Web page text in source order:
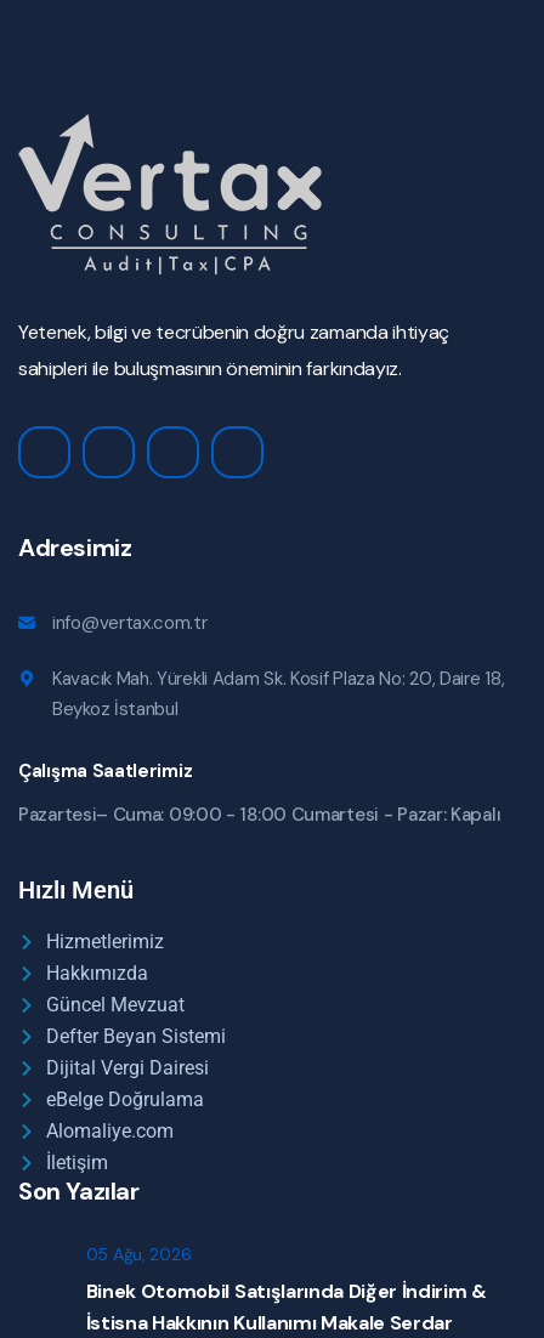
Yetenek, bilgi ve tecrübenin doğru zamanda ihtiyaç
sahipleri ile buluşmasının öneminin farkındayız.
Adresimiz
info@vertax.com.tr
Kavacık Mah. Yürekli Adam Sk. Kosif Plaza No: 20, Daire 18,
Beykoz İstanbul
Çalışma Saatlerimiz
Pazartesi– Cuma: 09:00 - 18:00 Cumartesi - Pazar: Kapalı
Hızlı Menü
Hizmetlerimiz
Hakkımızda
Güncel Mevzuat
Defter Beyan Sistemi
Dijital Vergi Dairesi
eBelge Doğrulama
Alomaliye.com
İletişim
Son Yazılar
05 Ağu, 2026
Binek Otomobil Satışlarında Diğer İndirim &
İstisna Hakkının Kullanımı Makale Serdar